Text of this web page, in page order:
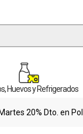
Huevos y Refrigerados
20% Dto. en